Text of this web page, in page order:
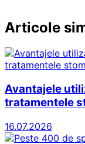
Articole
Avantajele
tratamentele
16.07.2026